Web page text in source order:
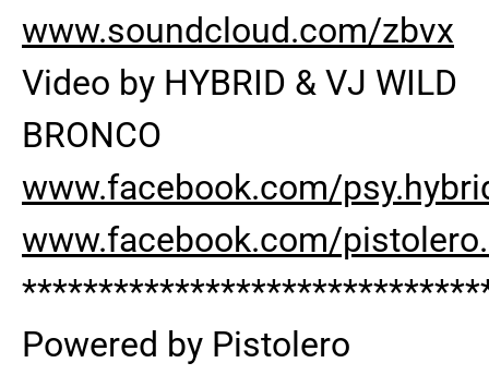
www.soundcloud.com/zbvx
Video by HYBRID & VJ WILD
BRONCO
www.facebook.com/
www.facebook.com/
Powered by Pistolero